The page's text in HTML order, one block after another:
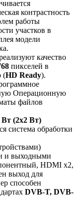
контрастность
работы
участков в
модели
качество
пикселей в
(HD Ready).
Операционную
файлов
Вт (2x2 Вт)
система обработки
и выходными
HDMI x2,
выход для
способен
DVB-T, DVB-